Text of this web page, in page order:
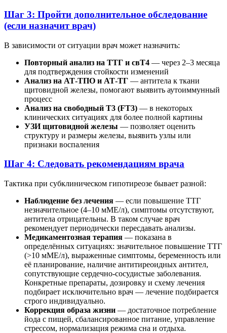
Шаг 3: Пройти дополнительное обследование
(если назначит врач)
В зависимости от ситуации врач может назначить:
Повторный анализ на ТТГ и свТ4 — через 2–3 месяца
для подтверждения стойкости изменений
Анализ на АТ-ТПО и АТ-ТГ — антитела к ткани
щитовидной железы, помогают выявить аутоиммунный
процесс
Анализ на свободный Т3 (FT3) — в некоторых
клинических ситуациях для более полной картины
УЗИ щитовидной железы — позволяет оценить
структуру и размеры железы, выявить узлы или
признаки воспаления
Шаг 4: Следовать рекомендациям врача
Тактика при субклиническом гипотиреозе бывает разной:
Наблюдение без лечения — если повышение ТТГ
незначительное (4–10 мМЕ/л), симптомы отсутствуют,
антитела отрицательны. В таком случае врач
рекомендует периодически пересдавать анализы.
Медикаментозная терапия — показана в
определённых ситуациях: значительное повышение ТТГ
(>10 мМЕ/л), выраженные симптомы, беременность или
её планирование, наличие антитиреоидных антител,
сопутствующие сердечно-сосудистые заболевания.
Конкретные препараты, дозировку и схему лечения
подбирает исключительно врач — лечение подбирается
строго индивидуально.
Коррекция образа жизни — достаточное потребление
йода с пищей, сбалансированное питание, управление
стрессом, нормализация режима сна и отдыха.